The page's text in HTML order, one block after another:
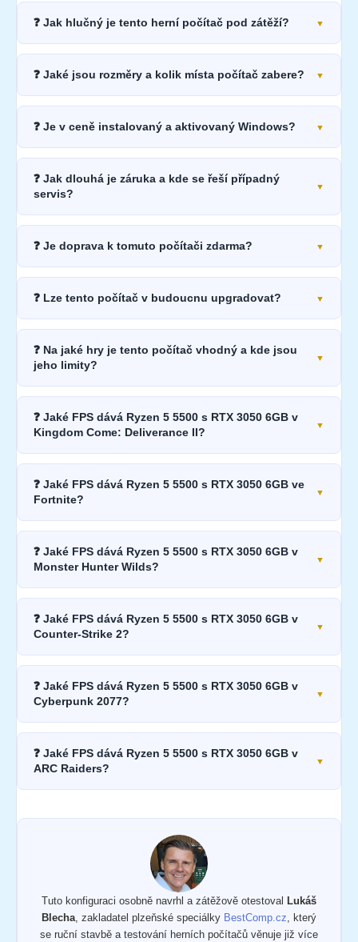
❓ Jak hlučný je tento herní počítač pod zátěží?
❓ Jaké jsou rozměry a kolik místa počítač zabere?
❓ Je v ceně instalovaný a aktivovaný Windows?
❓ Jak dlouhá je záruka a kde se řeší případný
servis?
❓ Je doprava k tomuto počítači zdarma?
❓ Lze tento počítač v budoucnu upgradovat?
❓ Na jaké hry je tento počítač vhodný a kde jsou
jeho limity?
❓ Jaké FPS dává Ryzen 5 5500 s RTX 3050 6GB v
Kingdom Come: Deliverance II?
❓ Jaké FPS dává Ryzen 5 5500 s RTX 3050 6GB ve
Fortnite?
❓ Jaké FPS dává Ryzen 5 5500 s RTX 3050 6GB v
Monster Hunter Wilds?
❓ Jaké FPS dává Ryzen 5 5500 s RTX 3050 6GB v
Counter-Strike 2?
❓ Jaké FPS dává Ryzen 5 5500 s RTX 3050 6GB v
Cyberpunk 2077?
❓ Jaké FPS dává Ryzen 5 5500 s RTX 3050 6GB v
ARC Raiders?
Tuto konfiguraci osobně navrhl a zátěžově otestoval Lukáš
Blecha, zakladatel plzeňské speciálky BestComp.cz, který
se ruční stavbě a testování herních počítačů věnuje již více